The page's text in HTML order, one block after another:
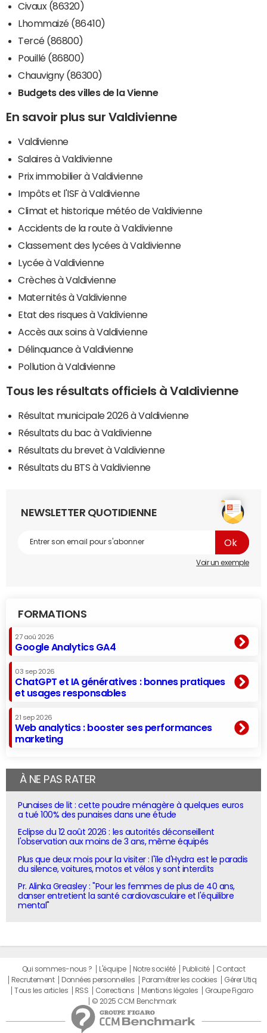
Civaux (86320)
Lhommaizé (86410)
Tercé (86800)
Pouillé (86800)
Chauvigny (86300)
Budgets des villes de la Vienne
En savoir plus sur Valdivienne
Valdivienne
Salaires à Valdivienne
Prix immobilier à Valdivienne
Impôts et l'ISF à Valdivienne
Climat et historique météo de Valdivienne
Accidents de la route à Valdivienne
Classement des lycées à Valdivienne
Lycée à Valdivienne
Crèches à Valdivienne
Maternités à Valdivienne
Etat des risques à Valdivienne
Accès aux soins à Valdivienne
Délinquance à Valdivienne
Pollution à Valdivienne
Tous les résultats officiels à Valdivienne
Résultat municipale 2026 à Valdivienne
Résultats du bac à Valdivienne
Résultats du brevet à Valdivienne
Résultats du BTS à Valdivienne
NEWSLETTER QUOTIDIENNE
Voir un exemple
FORMATIONS
27 aoû 2026
Google Analytics GA4
03 sep 2026
ChatGPT et IA génératives : bonnes pratiques
et usages responsables
21 sep 2026
Web analytics : booster ses performances
marketing
À NE PAS RATER
Punaises de lit : cette poudre ménagère à quelques euros
a tué 100% des punaises dans une étude
Eclipse du 12 août 2026 : les autorités déconseillent
l'observation aux moins de 3 ans, même équipés
Plus que deux mois pour la visiter : l'île d'Hydra est le paradis
du silence, voitures, motos et vélos y sont interdits
Pr. Alinka Greasley : "Pour les femmes de plus de 40 ans,
danser entretient la santé cardiovasculaire et l'équilibre
mental"
Qui sommes-nous ? L'équipe Notre société Publicité
Contact
Recrutement
Données personnelles Paramétrer les cookies
Gérer Utiq
Tous les articles
RSS Corrections Mentions légales
Groupe Figaro
© 2025 CCM Benchmark